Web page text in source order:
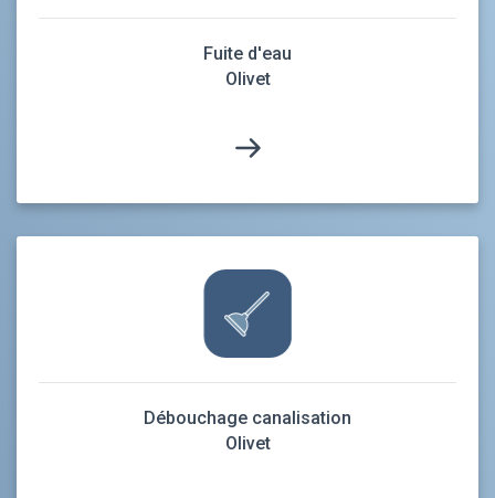
Fuite d'eau
Olivet
Débouchage canalisation
Olivet